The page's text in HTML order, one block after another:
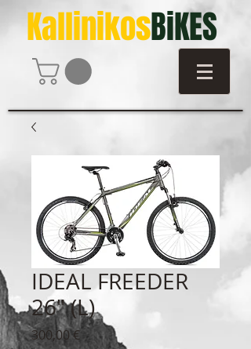
KallinikosBiKES
IDEAL FREEDER
26" (L)
300,00 €Τιμή